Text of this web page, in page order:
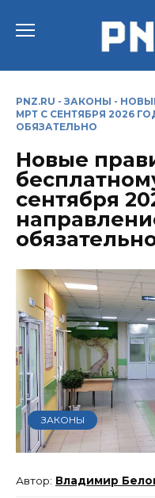
PNZ.RU - ЗАКОНЫ -
МРТ С СЕНТЯБРЯ 2026
ОБЯЗАТЕЛЬНО
Новые
сентября
ЗАКОНЫ
Владимир